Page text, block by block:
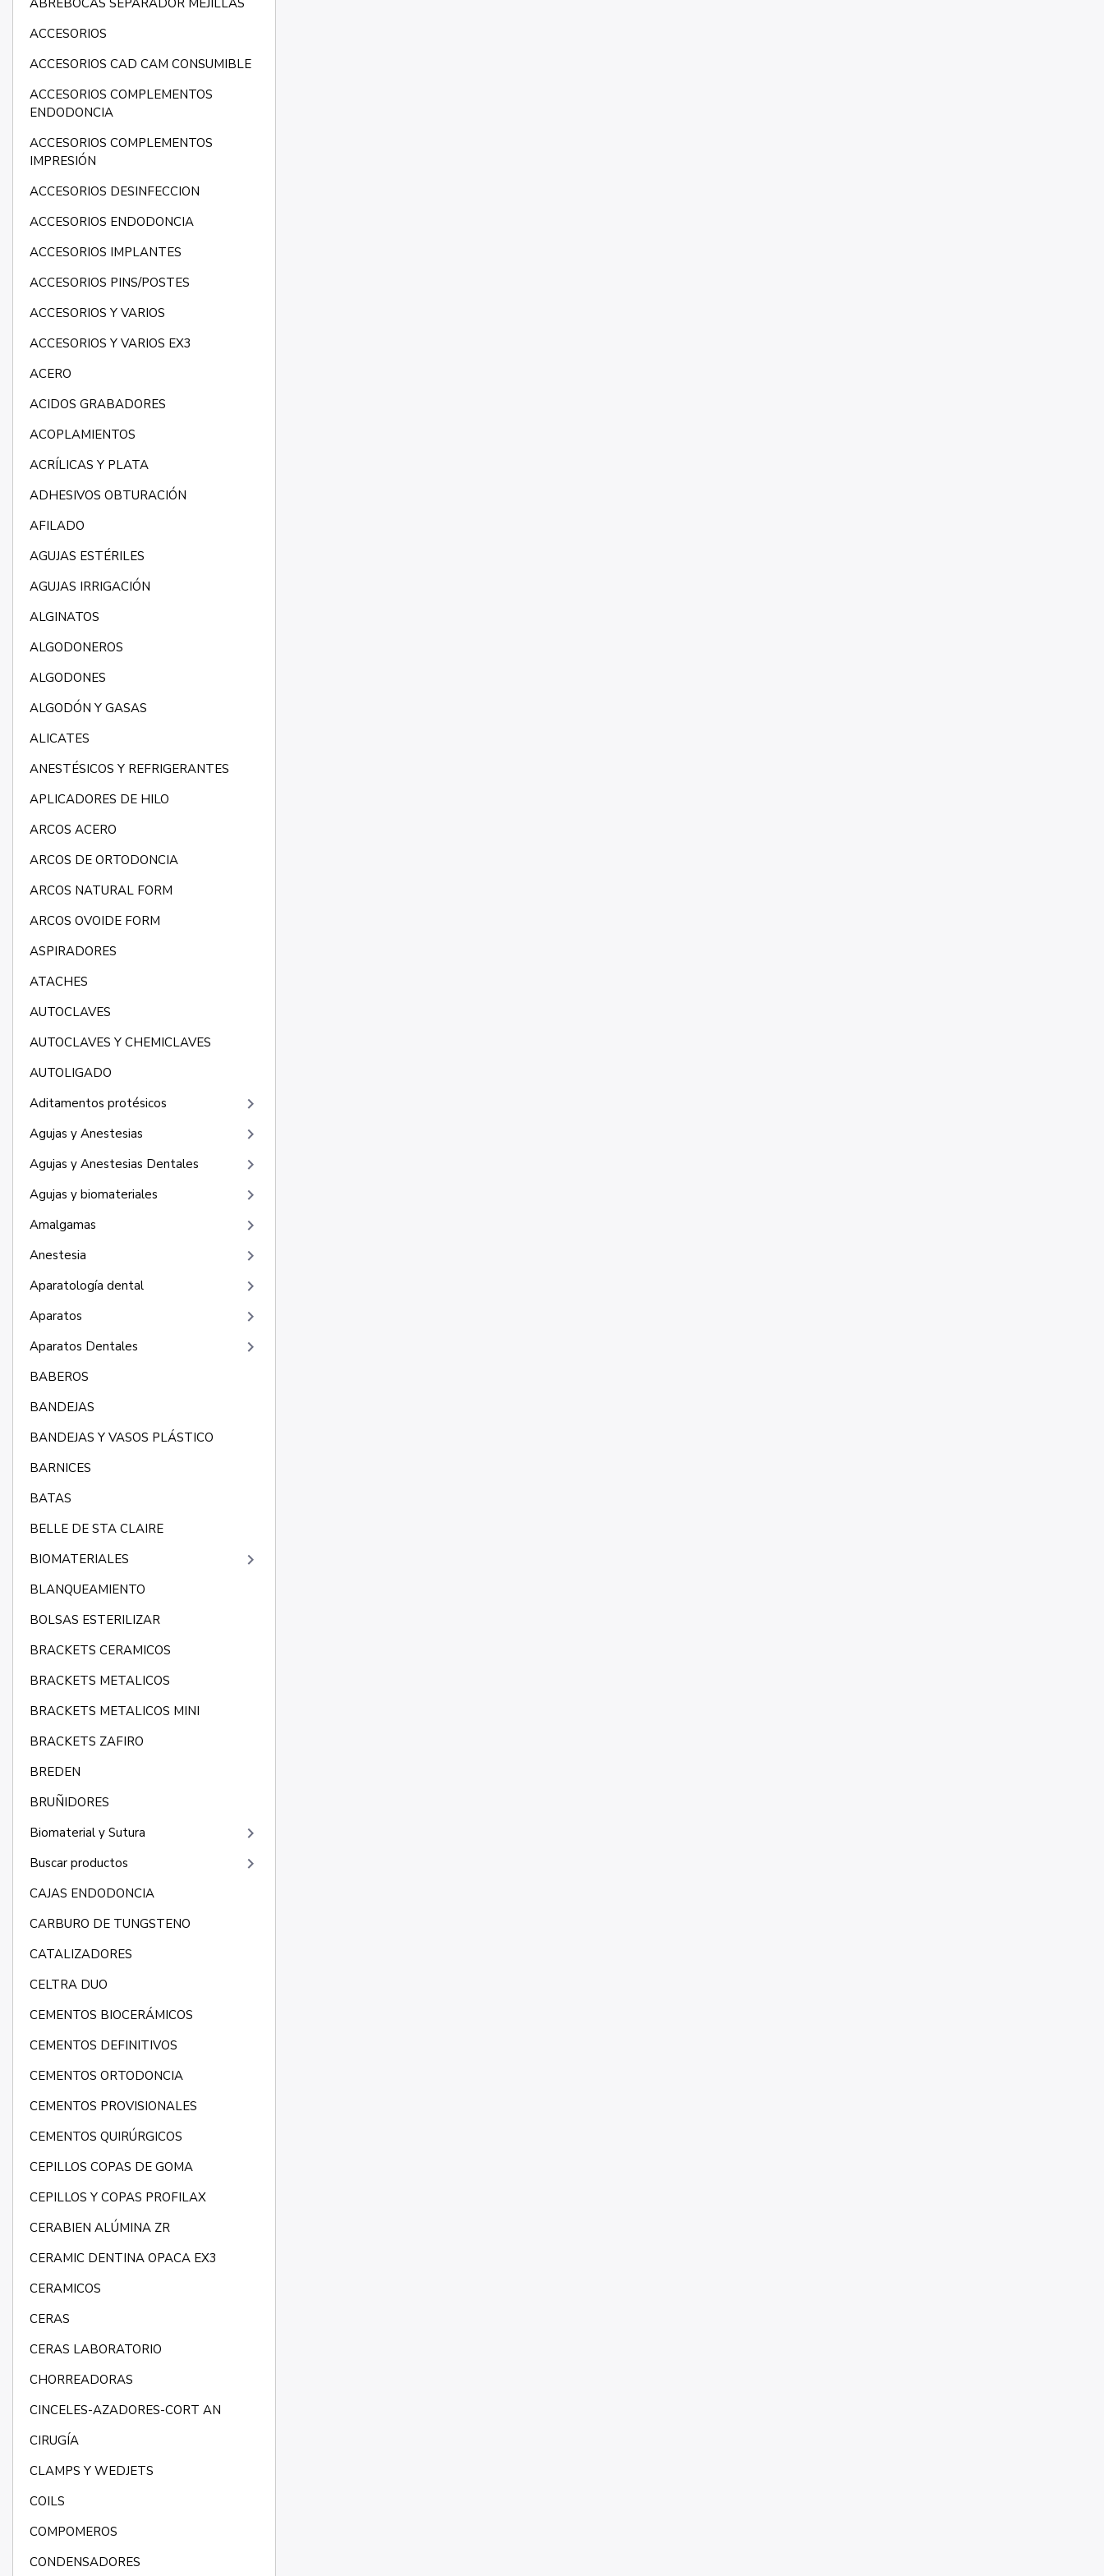
ABREBOCAS SEPARADOR MEJILLAS
ACCESORIOS
ACCESORIOS CAD CAM CONSUMIBLE
ACCESORIOS COMPLEMENTOS
ENDODONCIA
ACCESORIOS COMPLEMENTOS
IMPRESIÓN
ACCESORIOS DESINFECCION
ACCESORIOS ENDODONCIA
ACCESORIOS IMPLANTES
ACCESORIOS PINS/POSTES
ACCESORIOS Y VARIOS
ACCESORIOS Y VARIOS EX3
ACERO
ACIDOS GRABADORES
ACOPLAMIENTOS
ACRÍLICAS Y PLATA
ADHESIVOS OBTURACIÓN
AFILADO
AGUJAS ESTÉRILES
AGUJAS IRRIGACIÓN
ALGINATOS
ALGODONEROS
ALGODONES
ALGODÓN Y GASAS
ALICATES
ANESTÉSICOS Y REFRIGERANTES
APLICADORES DE HILO
ARCOS ACERO
ARCOS DE ORTODONCIA
ARCOS NATURAL FORM
ARCOS OVOIDE FORM
ASPIRADORES
ATACHES
AUTOCLAVES
AUTOCLAVES Y CHEMICLAVES
AUTOLIGADO
Aditamentos protésicos
keyboard_arrow_right
Agujas y Anestesias keyboard_arrow_right
Agujas y Anestesias Dentales keyboard_arrow_right
Agujas y biomateriales keyboard_arrow_right
Amalgamas keyboard_arrow_right
Anestesia keyboard_arrow_right
Aparatología dental keyboard_arrow_right
Aparatos keyboard_arrow_right
Aparatos Dentales keyboard_arrow_right
BABEROS
BANDEJAS
BANDEJAS Y VASOS PLÁSTICO
BARNICES
BATAS
BELLE DE STA CLAIRE
BIOMATERIALES
keyboard_arrow_right
BLANQUEAMIENTO
BOLSAS ESTERILIZAR
BRACKETS CERAMICOS
BRACKETS METALICOS
BRACKETS METALICOS MINI
BRACKETS ZAFIRO
BREDEN
BRUÑIDORES
Biomaterial y Sutura
keyboard_arrow_right
Buscar productos keyboard_arrow_right
CAJAS ENDODONCIA
CARBURO DE TUNGSTENO
CATALIZADORES
CELTRA DUO
CEMENTOS BIOCERÁMICOS
CEMENTOS DEFINITIVOS
CEMENTOS ORTODONCIA
CEMENTOS PROVISIONALES
CEMENTOS QUIRÚRGICOS
CEPILLOS COPAS DE GOMA
CEPILLOS Y COPAS PROFILAX
CERABIEN ALÚMINA ZR
CERAMIC DENTINA OPACA EX3
CERAMICOS
CERAS
CERAS LABORATORIO
CHORREADORAS
CINCELES-AZADORES-CORT AN
CIRUGÍA
CLAMPS Y WEDJETS
COILS
COMPOMEROS
CONDENSADORES